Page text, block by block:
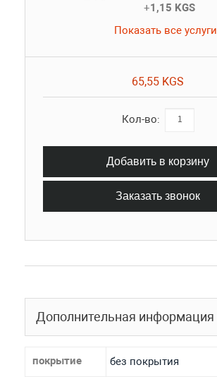
+1,15 KGS
Показать все услуги
65,55 KGS
Кол-во:
Добавить в корзину
Заказать звонок
Дополнительная информация
покрытие без покрытия